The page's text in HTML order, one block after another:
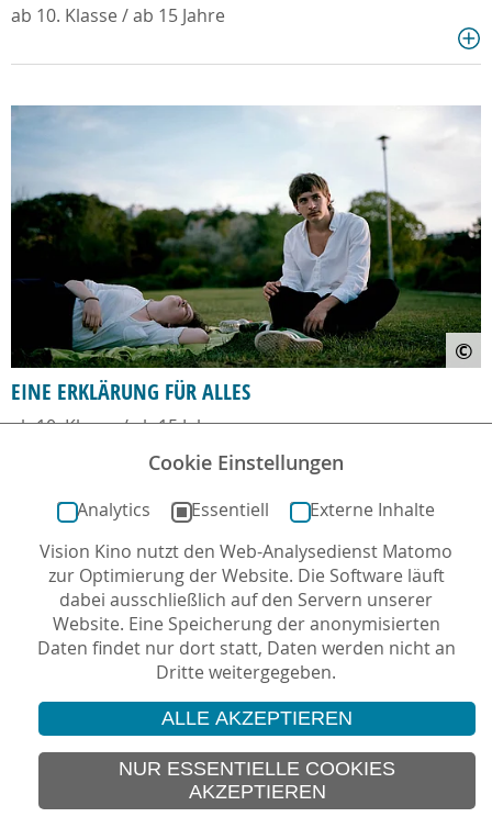
ab 10. Klasse / ab 15 Jahre
©
EINE ERKLÄRUNG FÜR ALLES
ab 10. Klasse / ab 15 Jahre
© 2026 Vision Kino
IMPRESSUM
SITEMAP
Cookie Einstellungen
Analytics Essentiell
Externe Inhalte
Vision Kino nutzt den Web-Analysedienst Matomo
zur Optimierung der Website. Die Software läuft
dabei ausschließlich auf den Servern unserer
Website. Eine Speicherung der anonymisierten
Daten findet nur dort statt, Daten werden nicht an
Dritte weitergegeben.
ALLE AKZEPTIEREN
NUR ESSENTIELLE COOKIES
AKZEPTIEREN